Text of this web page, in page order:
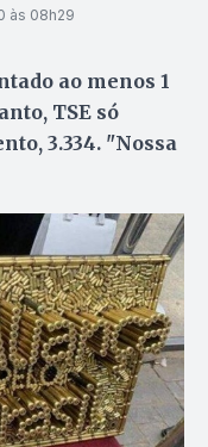
às 08h29
ao menos 1
TSE só
3.334. "Nossa